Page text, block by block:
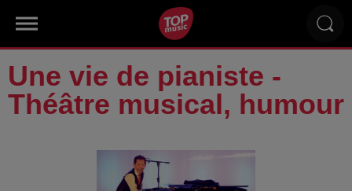
Une vie de pianiste -
Théâtre musical, humour